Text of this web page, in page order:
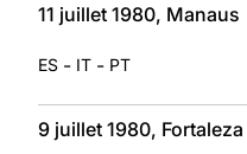
11 juillet 1980, Manaus
ES - IT - PT
9 juillet 1980, Fortaleza